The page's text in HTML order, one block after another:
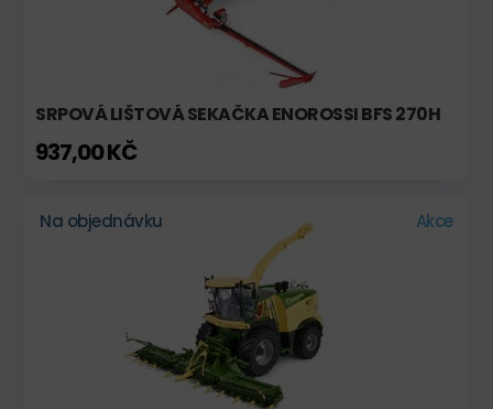
SRPOVÁ LIŠTOVÁ SEKAČKA ENOROSSI BFS 270H
937,00 KČ
Na objednávku Akce